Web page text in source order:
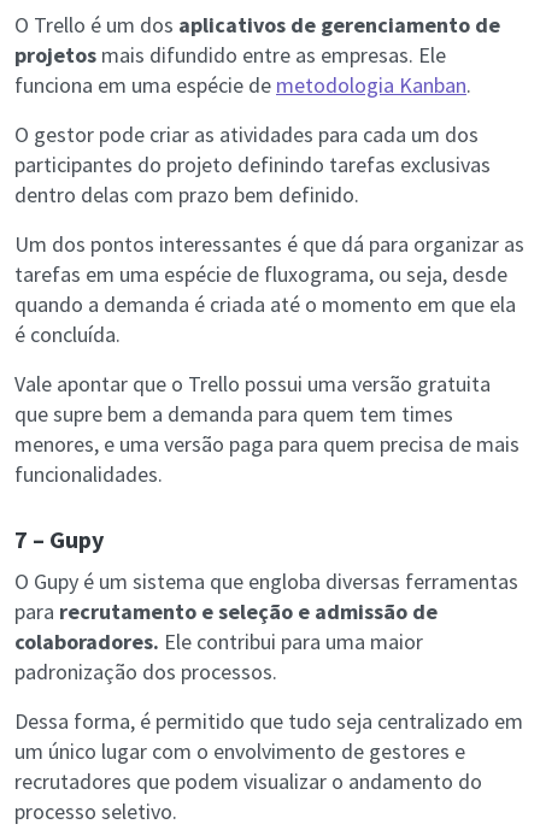
O Trello é um dos aplicativos de gerenciamento de
projetos mais difundido entre as empresas. Ele
funciona em uma espécie de metodologia Kanban.
O gestor pode criar as atividades para cada um dos
participantes do projeto definindo tarefas exclusivas
dentro delas com prazo bem definido.
Um dos pontos interessantes é que dá para organizar as
tarefas em uma espécie de fluxograma, ou seja, desde
quando a demanda é criada até o momento em que ela
é concluída.
Vale apontar que o Trello possui uma versão gratuita
que supre bem a demanda para quem tem times
menores, e uma versão paga para quem precisa de mais
funcionalidades.
7 – Gupy
O Gupy é um sistema que engloba diversas ferramentas
para recrutamento e seleção e admissão de
colaboradores. Ele contribui para uma maior
padronização dos processos.
Dessa forma, é permitido que tudo seja centralizado em
um único lugar com o envolvimento de gestores e
recrutadores que podem visualizar o andamento do
processo seletivo.